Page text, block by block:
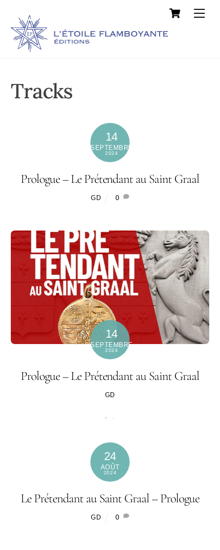
content
Cart
Tracks
14
SEPTEMBRE
2024
Prologue – Le Prétendant au Saint Graal
GD 0
14
SEPTEMBRE
2024
Prologue – Le Prétendant au Saint Graal
GD
24
AOÛT
2024
Le Prétendant au Saint Graal – Prologue
GD 0